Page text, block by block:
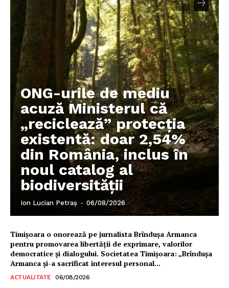
PRESShub
Despre noi / Echipa
Proiecte editoriale
Rețea
Contact
ONG-urile de mediu
acuză Ministerul că
„reciclează” protecția
existentă: doar 2,54%
din România, inclus în
noul catalog al
biodiversității
Ion Lucian Petraș - 06/08/2026
Timișoara o onorează pe jurnalista Brîndușa Armanca
pentru promovarea libertății de exprimare, valorilor
democratice și dialogului. Societatea Timișoara: „Brîndușa
Armanca și-a sacrificat interesul personal...
ACTUALITATE 06/08/2026